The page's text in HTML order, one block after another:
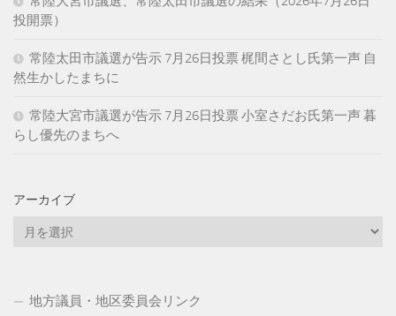
投開票）
常陸太田市議選が告示 7月26日投票 梶間さとし氏第一声 自
然生かしたまちに
常陸大宮市議選が告示 7月26日投票 小室さだお氏第一声 暮
らし優先のまちへ
アーカイブ
地方議員・地区委員会リンク